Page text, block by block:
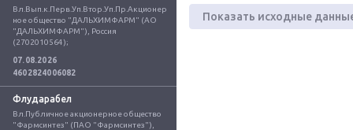
Вл.Вып.к.Перв.Уп.Втор.Уп.Пр.Акционер
ное общество "ДАЛЬХИМФАРМ" (АО
"ДАЛЬХИМФАРМ"), Россия
(2702010564);
07.08.2026
4602824006082
Флударабел
Вл.Публичное акционерное общество
"Фармсинтез" (ПАО "Фармсинтез"),
Показать исходные